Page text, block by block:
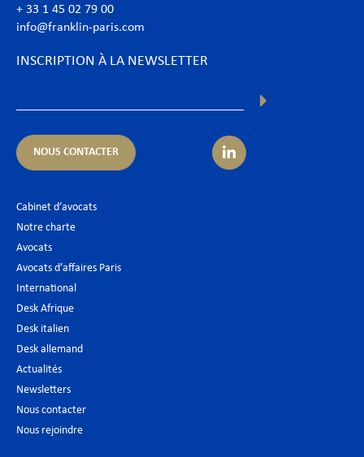
+ 33 1 45 02 79 00
info@franklin-paris.com
INSCRIPTION À LA NEWSLETTER
NOUS CONTACTER
Cabinet d’avocats
Notre charte
Avocats
Avocats d’affaires Paris
International
Desk Afrique
Desk italien
Desk allemand
Actualités
Newsletters
Nous contacter
Nous rejoindre